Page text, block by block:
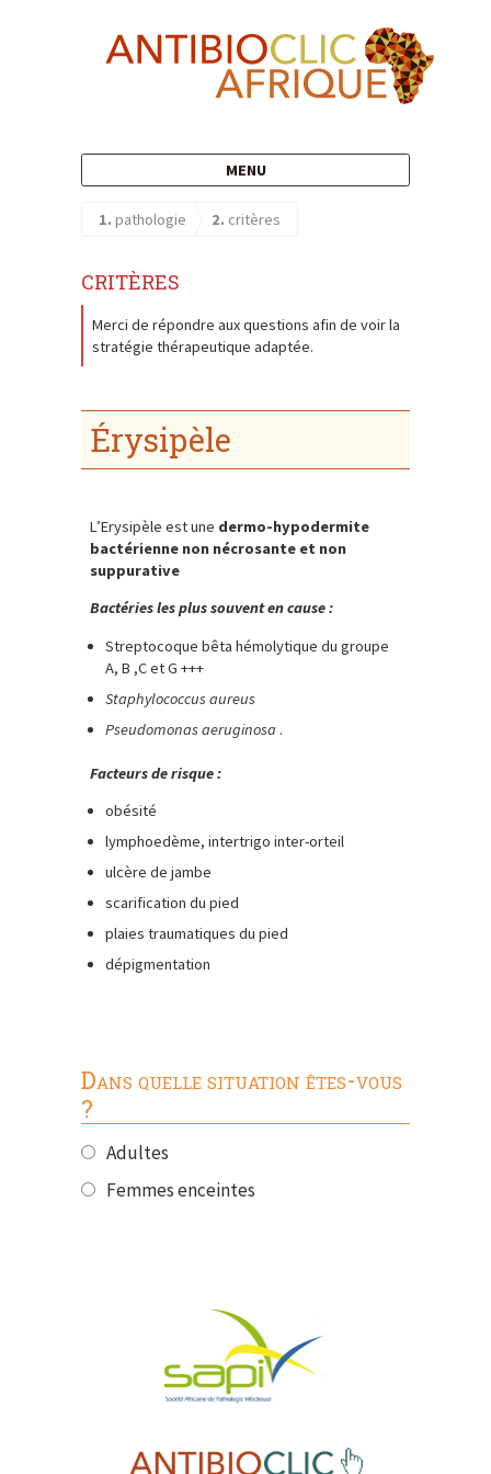
MENU
1.pathologie 2. critères
critères
Merci de répondre aux questions afin de voir la
stratégie thérapeutique adaptée.
Érysipèle
L’Erysipèle est une dermo-hypodermite
bactérienne non nécrosante et non
suppurative
Bactéries les plus souvent en cause :
Streptocoque bêta hémolytique du groupe
A, B ,C et G +++
Staphylococcus aureus
Pseudomonas aeruginosa .
Facteurs de risque :
obésité
lymphoedème, intertrigo inter-orteil
ulcère de jambe
scarification du pied
plaies traumatiques du pied
dépigmentation
Dans quelle situation êtes-vous
?
Adultes
Femmes enceintes